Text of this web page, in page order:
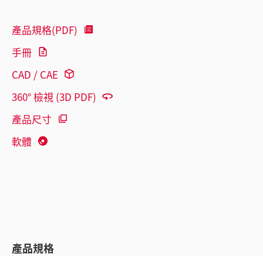
產品規格(PDF)
手冊
CAD / CAE
360° 檢視 (3D PDF)
產品尺寸
軟體
產品規格